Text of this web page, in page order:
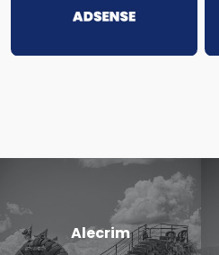
Alecrim